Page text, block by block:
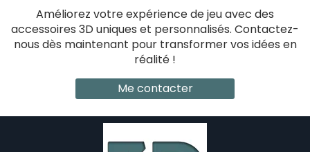
Améliorez votre expérience de jeu avec des
accessoires 3D uniques et personnalisés. Contactez-
nous dès maintenant pour transformer vos idées en
réalité !
Me contacter